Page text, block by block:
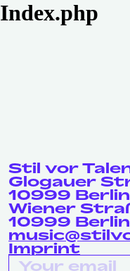
About
Index.php
Stil vor
Glogauer
10999 Berlin
Wiener
10999 Berlin
Imprint